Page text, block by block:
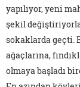
yapılıyor, yeni
şekil
sokaklarda geçti.
ağaçlarına,
olmaya başladı